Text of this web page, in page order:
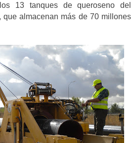
13 tanques de queroseno del
que almacenan más de 70 millones